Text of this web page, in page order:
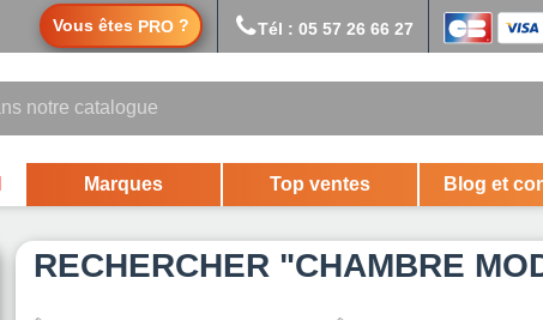
Vous êtes PRO ? Tél : 05 57 26 66 27
Marques Top ventes Blog et
RECHERCHER "CHAMBRE